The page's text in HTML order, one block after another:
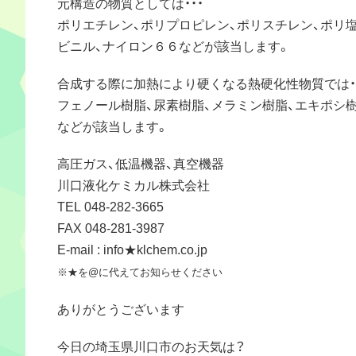
ポリエチレン、ポリプロピレン、ポリスチレン、ポリ
ビニル、ナイロン６６などが該当します。
合成する際に加熱により硬くなる熱硬化性物質では・
フェノール樹脂、尿素樹脂、メラミン樹脂、エキポシ
などが該当します。
高圧ガス、低温機器、真空機器
川口液化ケミカル株式会社
TEL 048-282-3665
FAX 048-281-3987
E-mail : info★klchem.co.jp
※★を@に代えてお知らせください
ありがとうございます
今日の埼玉県川口市のお天気は？